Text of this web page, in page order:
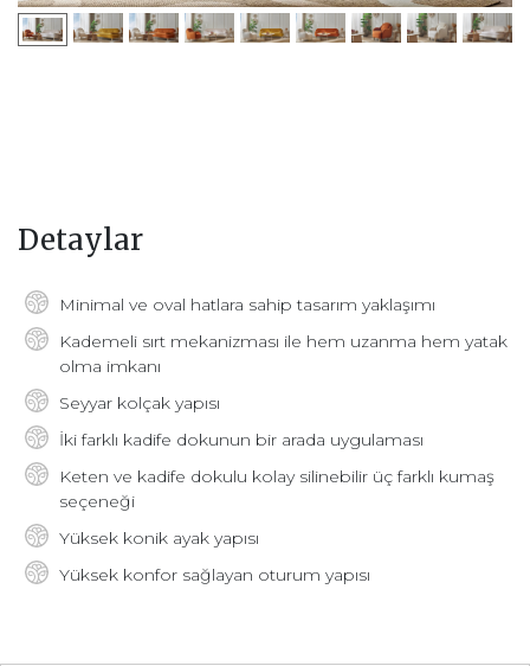
Detaylar
Minimal ve oval hatlara sahip tasarım yaklaşımı
Kademeli sırt mekanizması ile hem uzanma hem yatak
olma imkanı
Seyyar kolçak yapısı
İki farklı kadife dokunun bir arada uygulaması
Keten ve kadife dokulu kolay silinebilir üç farklı kumaş
seçeneği
Yüksek konik ayak yapısı
Yüksek konfor sağlayan oturum yapısı